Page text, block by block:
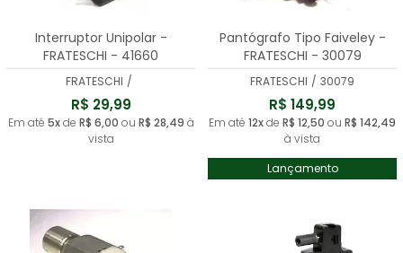
Interruptor Unipolar -
FRATESCHI - 41660
FRATESCHI /
R$ 29,99
Em até 5xde R$ 6,00 ou R$ 28,49 à
vista
Pantógrafo Tipo Faiveley -
FRATESCHI - 30079
FRATESCHI / 30079
R$ 149,99
Em até 12xde R$ 12,50 ou R$ 142,49
à vista
Lançamento